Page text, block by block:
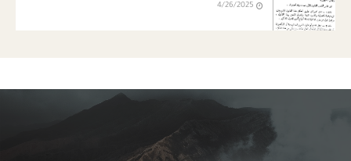
4/26/2025